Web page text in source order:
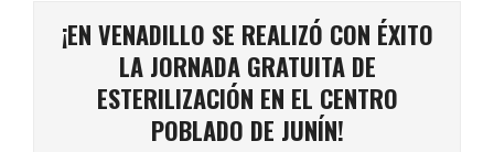
¡EN VENADILLO SE REALIZÓ CON ÉXITO
LA JORNADA GRATUITA DE
ESTERILIZACIÓN EN EL CENTRO
POBLADO DE JUNÍN!